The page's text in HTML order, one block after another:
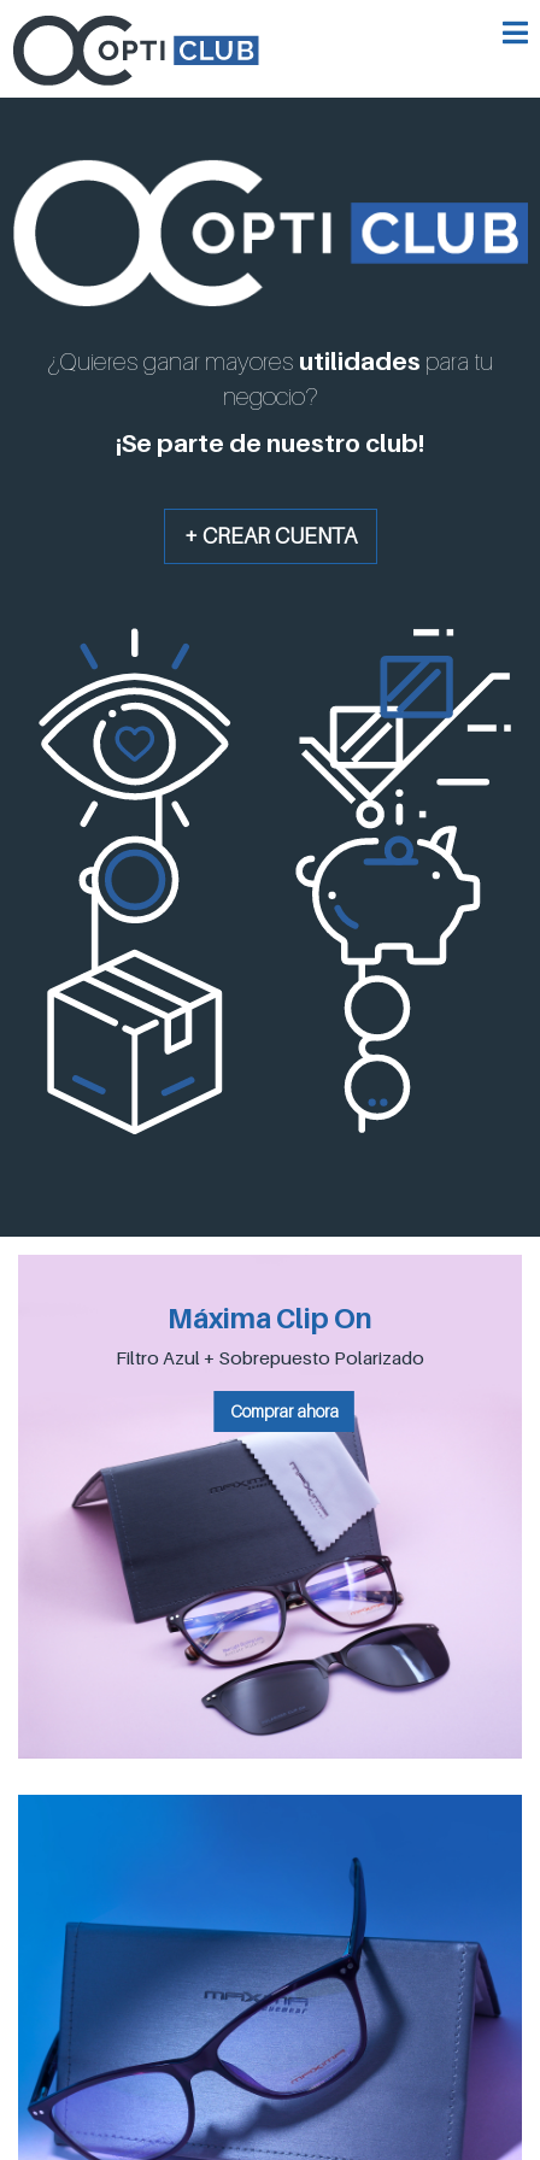
¿Quieres ganar mayores utilidades para tu
negocio?
¡Se parte de nuestro club!
+ CREAR CUENTA
Máxima Clip On
Filtro Azul + Sobrepuesto Polarizado
Comprar ahora